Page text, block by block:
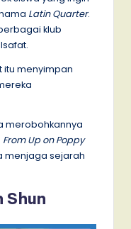
Latin Quarter.
klub
itu menyimpan
merobohkannya
From Up on Poppy
menjaga sejarah
Shun